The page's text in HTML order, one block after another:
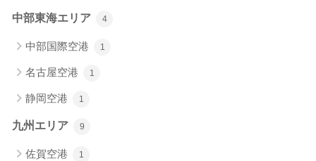
中部東海エリア 4
中部国際空港 1
名古屋空港 1
静岡空港 1
九州エリア 9
佐賀空港 1